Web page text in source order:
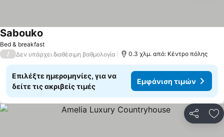
Bed & breakfast
Sabouko
/ Δεν υπάρχει διαθέσιμη βαθμολογία 0.3 χλμ. από: Κέντρο πόλης
Επιλέξτε ημερομηνίες, για να
δείτε τις ακριβείς τιμές
Εμφάνιση τιμών